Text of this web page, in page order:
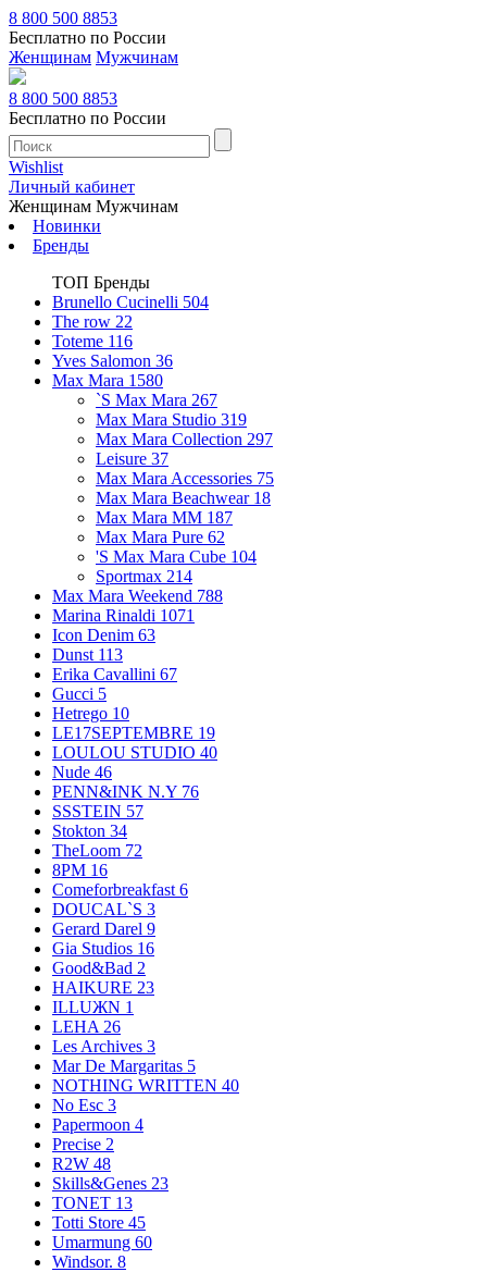
8 800 500 8853
Бесплатно по России
Женщинам Мужчинам
8 800 500 8853
Бесплатно по России
Wishlist
Личный кабинет
Женщинам Мужчинам
Новинки
Бренды
ТОП Бренды
Brunello Cucinelli 504
The row 22
Toteme 116
Yves Salomon 36
Max Mara 1580
`S Max Mara 267
Max Mara Studio 319
Max Mara Collection 297
Leisure 37
Max Mara Accessories 75
Max Mara Beachwear 18
Max Mara MM 187
Max Mara Pure 62
'S Max Mara Cube 104
Sportmax 214
Max Mara Weekend 788
Marina Rinaldi 1071
Icon Denim 63
Dunst 113
Erika Cavallini 67
Gucci 5
Hetrego 10
LE17SEPTEMBRE 19
LOULOU STUDIO 40
Nude 46
PENN&INK N.Y 76
SSSTEIN 57
Stokton 34
TheLoom 72
8PM 16
Comeforbreakfast 6
DOUCAL`S 3
Gerard Darel 9
Gia Studios 16
Good&Bad 2
HAIKURE 23
ILLUЖN 1
LEHA 26
Les Archives 3
Mar De Margaritas 5
NOTHING WRITTEN 40
No Esc 3
Papermoon 4
Precise 2
R2W 48
Skills&Genes 23
TONET 13
Totti Store 45
Umarmung 60
Windsor. 8